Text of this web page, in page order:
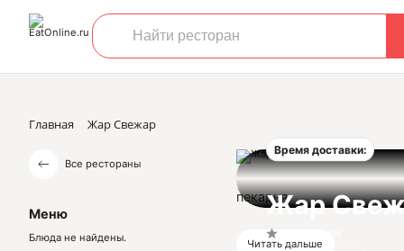
Главная Жар Свежар
Все рестораны
Меню
Блюда не найдены.
Время доставки:
Жар
пекарня
Читать дальше